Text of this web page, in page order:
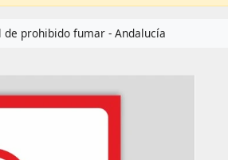
de prohibido fumar - Andalucía